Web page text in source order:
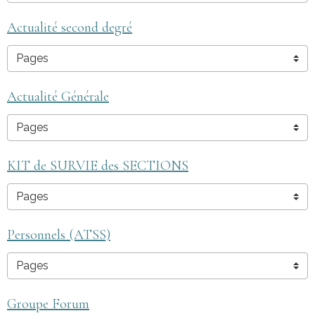
Actualité second degré
Actualité Générale
KIT de SURVIE des SECTIONS
Personnels (ATSS)
Groupe Forum